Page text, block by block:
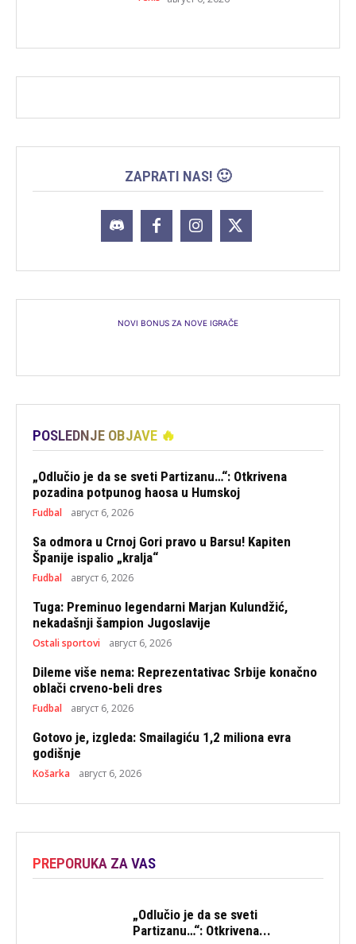
ZAPRATI NAS! 🙂
NOVI BONUS ZA NOVE IGRAČE
POSLEDNJE OBJAVE 🔥
„Odlučio je da se sveti Partizanu…“: Otkrivena
pozadina potpunog haosa u Humskoj
Fudbal август 6, 2026
Sa odmora u Crnoj Gori pravo u Barsu! Kapiten
Španije ispalio „kralja“
Fudbal август 6, 2026
Tuga: Preminuo legendarni Marjan Kulundžić,
nekadašnji šampion Jugoslavije
Ostali sportovi август 6, 2026
Dileme više nema: Reprezentativac Srbije konačno
oblači crveno-beli dres
Fudbal август 6, 2026
Gotovo je, izgleda: Smailagiću 1,2 miliona evra
godišnje
Košarka август 6, 2026
PREPORUKA ZA VAS
„Odlučio je da se sveti
Partizanu…“: Otkrivena...